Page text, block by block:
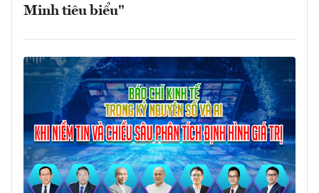
Minh tiêu biểu"